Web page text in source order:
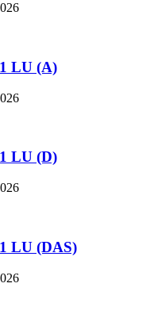
LU (A)
LU (D)
LU (DAS)